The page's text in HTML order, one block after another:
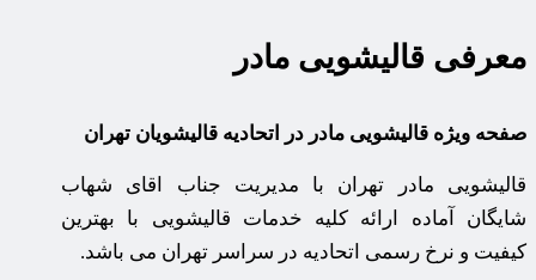
معرفی قالیشویی مادر
صفحه ویژه قالیشویی مادر در اتحادیه قالیشویان تهران
قالیشویی مادر تهران با مدیریت جناب اقای شهاب
شایگان آماده ارائه کلیه خدمات قالیشویی با بهترین
کیفیت و نرخ رسمی اتحادیه در سراسر تهران می باشد.